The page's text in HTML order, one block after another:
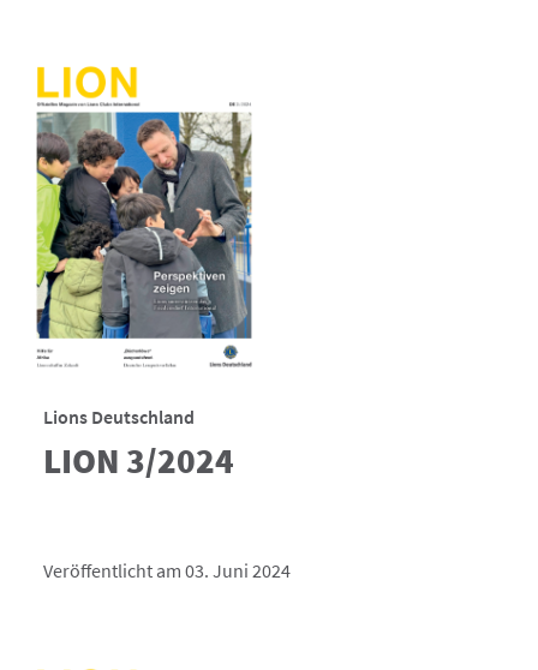
Lions Deutschland
LION 3/2024
Veröffentlicht am 03. Juni 2024